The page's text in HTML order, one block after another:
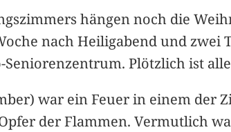
hängen noch die
nach Heiligabend und
Plötzlich ist
war ein Feuer in einem der
der Flammen. Vermutlich